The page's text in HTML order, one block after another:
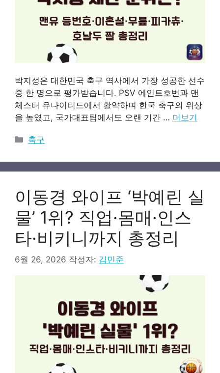
박지성은 대한민국 축구 역사에서 가장 성공한 선수
중 한 명으로 평가받습니다. PSV 에인트호번과 맨
체스터 유나이티드에서 활약하며 한국 축구의 위상
을 높였고, 국가대표팀에서도 오랜 기간 … 더보기
카
고
리
축구
이동경 와이프 ‘박예린 실
물’ 1위? 직업·몸매·인스
타·비키니까지 총정리
6월 26, 2026 작성자: 김민준